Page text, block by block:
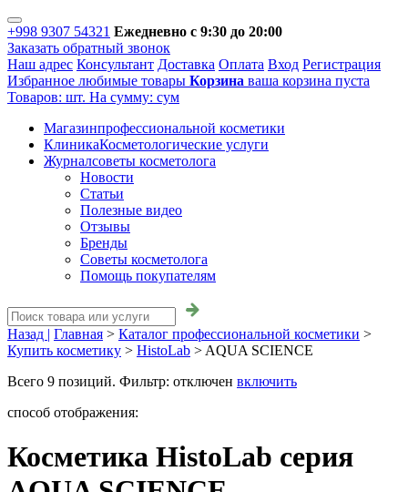
+998 9307 54321 Ежедневно с 9:30 до 20:00
Заказать обратный звонок
Наш адрес Консультант Доставка Оплата Вход Регистрация
Избранное любимые товары Корзина ваша корзина пуста
Товаров: шт. На сумму: сум
Магазинпрофессиональной косметики
КлиникаКосметологические услуги
Журналсоветы косметолога
Новости
Статьи
Полезные видео
Отзывы
Бренды
Советы косметолога
Помощь покупателям
Назад | Главная > Каталог профессиональной косметики >
Купить косметику > HistoLab > AQUA SCIENCE
Всего 9 позиций. Фильтр: отключен включить
способ отображения:
Косметика HistoLab серия